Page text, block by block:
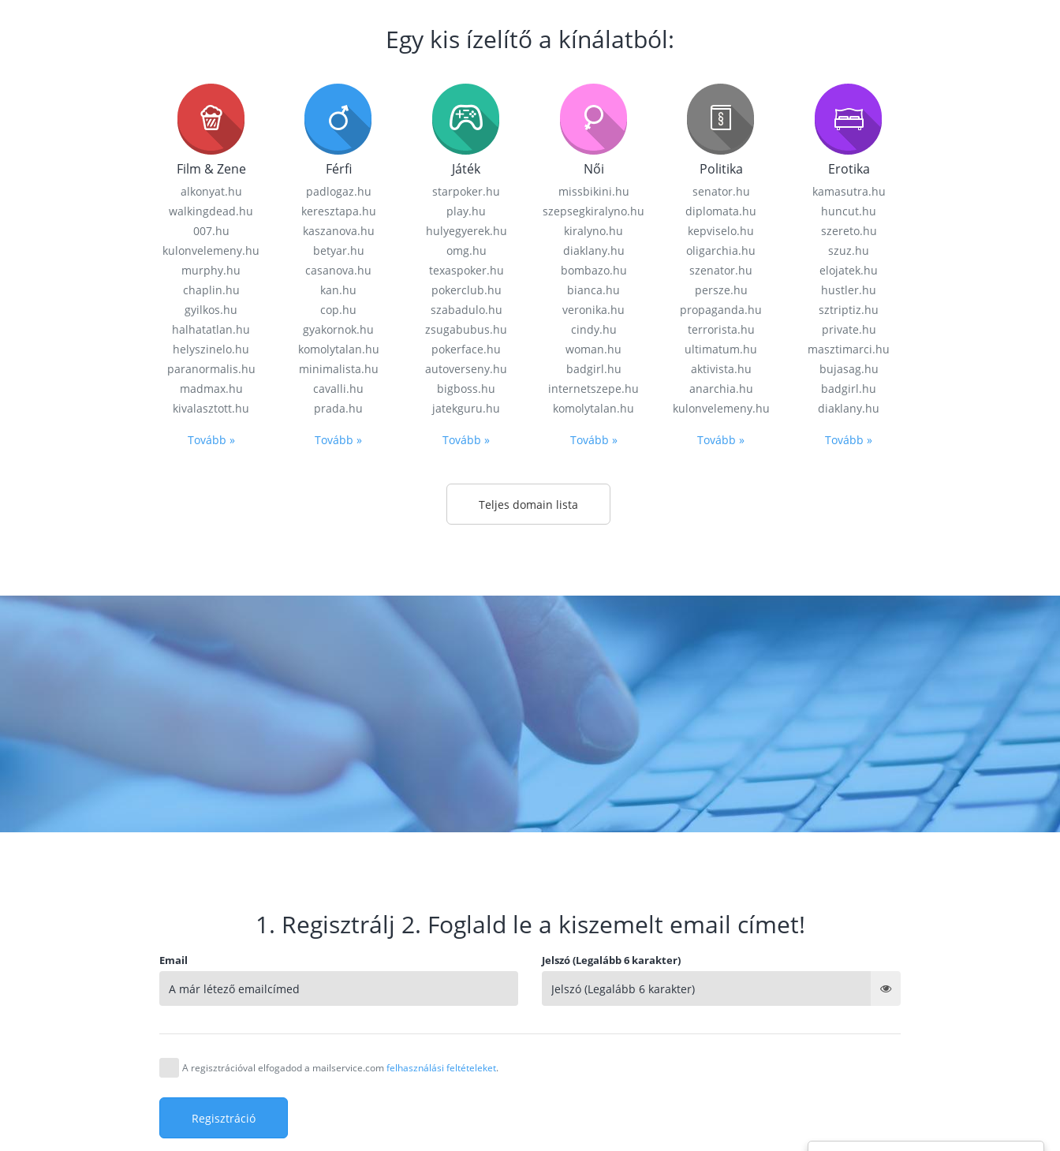
Egy kis ízelítő a kínálatból:
Film & Zene
alkonyat.hu
walkingdead.hu
007.hu
kulonvelemeny.hu
murphy.hu
chaplin.hu
gyilkos.hu
halhatatlan.hu
helyszinelo.hu
paranormalis.hu
madmax.hu
kivalasztott.hu
Tovább »
Férfi
padlogaz.hu
keresztapa.hu
kaszanova.hu
betyar.hu
casanova.hu
kan.hu
cop.hu
gyakornok.hu
komolytalan.hu
minimalista.hu
cavalli.hu
prada.hu
Tovább »
Játék
starpoker.hu
play.hu
hulyegyerek.hu
omg.hu
texaspoker.hu
pokerclub.hu
szabadulo.hu
zsugabubus.hu
pokerface.hu
autoverseny.hu
bigboss.hu
jatekguru.hu
Tovább »
Női
missbikini.hu
szepsegkiralyno.hu
kiralyno.hu
diaklany.hu
bombazo.hu
bianca.hu
veronika.hu
cindy.hu
woman.hu
badgirl.hu
internetszepe.hu
komolytalan.hu
Tovább »
Politika
senator.hu
diplomata.hu
kepviselo.hu
oligarchia.hu
szenator.hu
persze.hu
propaganda.hu
terrorista.hu
ultimatum.hu
aktivista.hu
anarchia.hu
kulonvelemeny.hu
Tovább »
Erotika
kamasutra.hu
huncut.hu
szereto.hu
szuz.hu
elojatek.hu
hustler.hu
sztriptiz.hu
private.hu
masztimarci.hu
bujasag.hu
badgirl.hu
diaklany.hu
Tovább »
Teljes domain lista
1. Regisztrálj 2. Foglald le a kiszemelt email címet!
Email Jelszó (Legalább 6 karakter)
A regisztrációval elfogadod a mailservice.comfelhasználási feltételeket.
Regisztráció